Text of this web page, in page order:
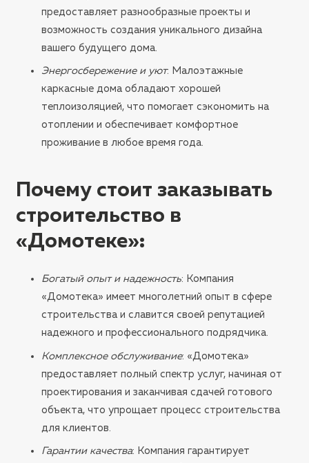
предоставляет разнообразные проекты и
возможность создания уникального дизайна
вашего будущего дома.
Энергосбережение и уют: Малоэтажные
каркасные дома обладают хорошей
теплоизоляцией, что помогает сэкономить на
отоплении и обеспечивает комфортное
проживание в любое время года.
Почему стоит заказывать
строительство в
«Домотеке»:
Богатый опыт и надежность: Компания
«Домотека» имеет многолетний опыт в сфере
строительства и славится своей репутацией
надежного и профессионального подрядчика.
Комплексное обслуживание: «Домотека»
предоставляет полный спектр услуг, начиная от
проектирования и заканчивая сдачей готового
объекта, что упрощает процесс строительства
для клиентов.
Гарантии качества: Компания гарантирует